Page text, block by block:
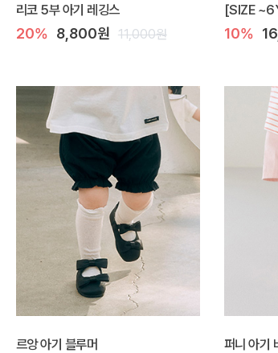
리코 5부 아기 레깅스
20% 8,800원 11,000원
[SIZE
10%
르앙 아기 블루머 퍼니 아기